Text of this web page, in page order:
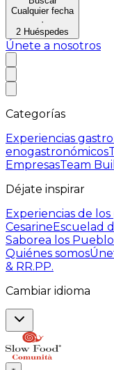
Cualquier fecha
·
2 Huéspedes
Únete a nosotros
Categorías
Experiencias
enogastronómicos
EmpresasTeam
Déjate inspirar
Experiencias de
CesarineEscuelad
Saborea los
Quiénes somos
& RR.PP.
Cambiar idioma